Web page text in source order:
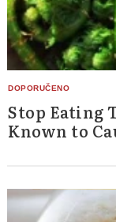
Stop Eating
Known to